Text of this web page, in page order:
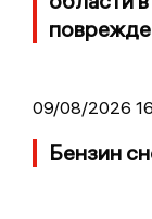
09/08/2026
Бензин